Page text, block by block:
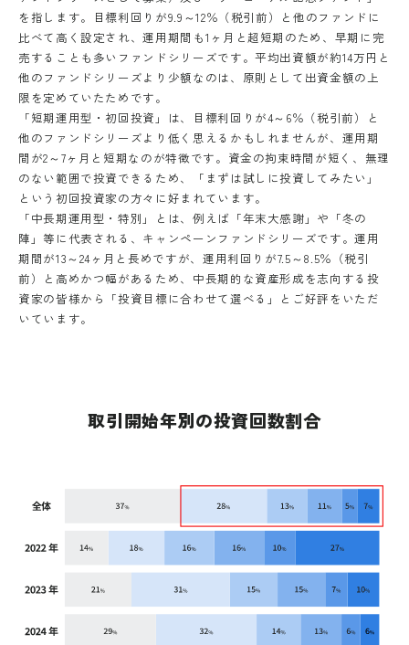
を指します。目標利回りが9.9～12％（税引前）と他のファンドに
比べて高く設定され、運用期間も1ヶ月と超短期のため、早期に完
売することも多いファンドシリーズです。平均出資額が約14万円と
他のファンドシリーズより少額なのは、原則として出資金額の上
限を定めていたためです。
「短期運用型・初回投資」は、目標利回りが4～6％（税引前）と
他のファンドシリーズより低く思えるかもしれませんが、運用期
間が2～7ヶ月と短期なのが特徴です。資金の拘束時間が短く、無理
のない範囲で投資できるため、「まずは試しに投資してみたい」
という初回投資家の方々に好まれています。
「中長期運用型・特別」とは、例えば「年末大感謝」や「冬の
陣」等に代表される、キャンペーンファンドシリーズです。運用
期間が13～24ヶ月と長めですが、運用利回りが7.5～8.5％（税引
前）と高めかつ幅があるため、中長期的な資産形成を志向する投
資家の皆様から「投資目標に合わせて選べる」とご好評をいただ
いています。
取引開始年別の投資回数割合
外部サイトへリンクします。
これより先は、SAMURAI証券のウェ
ブサイトではありません